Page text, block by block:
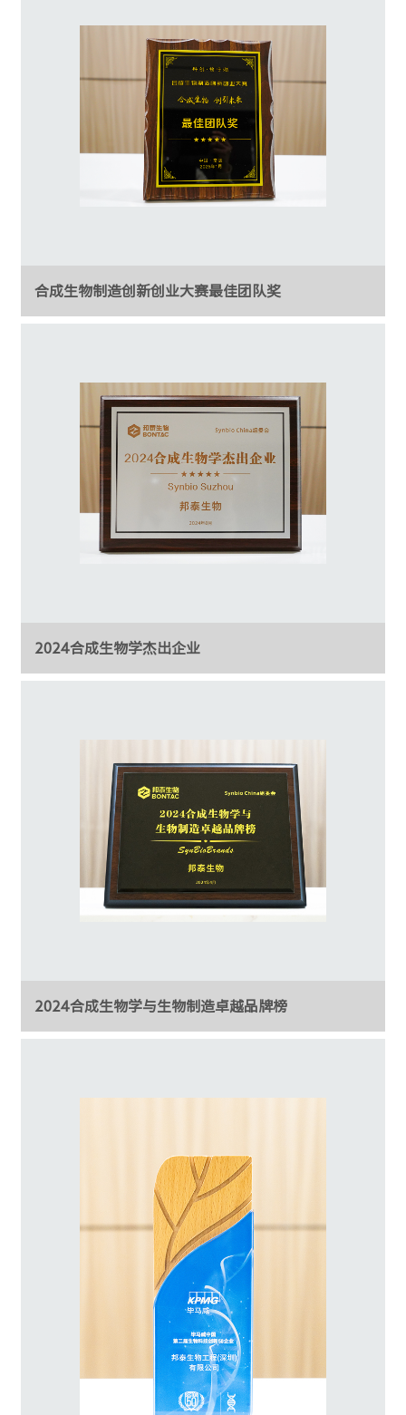
合成生物制造创新创业大赛最佳团队奖
2024合成生物学杰出企业
2024合成生物学与生物制造卓越品牌榜